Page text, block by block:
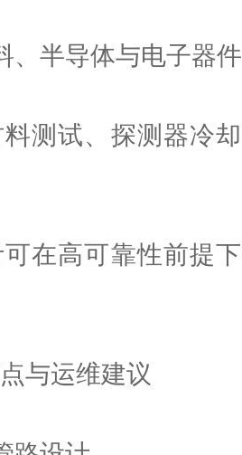
、半导体与电子器
测试、探测器冷
在高可靠性前提
与运维建议